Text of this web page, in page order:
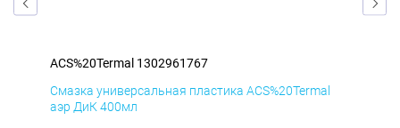
ACS%20Termal 1302961767
Смазка универсальная пластика ACS%20Termal
аэр ДиК 400мл